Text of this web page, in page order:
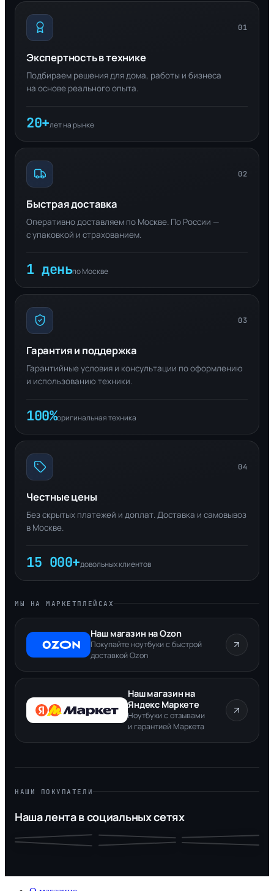
01
Экспертность в технике
Подбираем решения для дома, работы и бизнеса
на основе реального опыта.
20+лет на рынке
02
Быстрая доставка
Оперативно доставляем по Москве. По России —
с упаковкой и страхованием.
1 деньпо Москве
03
Гарантия и поддержка
Гарантийные условия и консультации по оформлению
и использованию техники.
100%оригинальная техника
04
Честные цены
Без скрытых платежей и доплат. Доставка и самовывоз
в Москве.
15 000+довольных клиентов
МЫ НА МАРКЕТПЛЕЙСАХ
Наш магазин на Ozon
Покупайте ноутбуки с быстрой
доставкой Ozon
Наш магазин на
Яндекс Маркете
Ноутбуки с отзывами
и гарантией Маркета
НАШИ ПОКУПАТЕЛИ
Наша лента в социальных сетях